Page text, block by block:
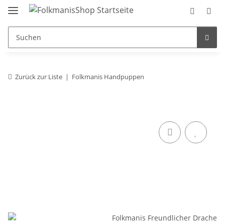
Zurück zur Liste Folkmanis Handpuppen